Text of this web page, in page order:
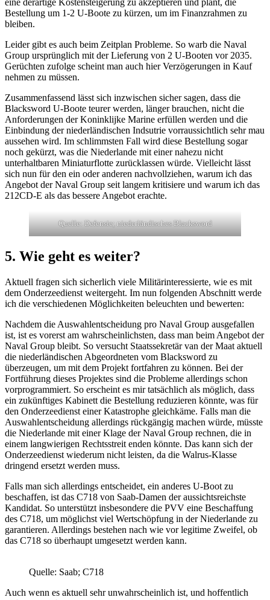
eine derartige Kostensteigerung zu akzeptieren und plant, die
Bestellung um 1-2 U-Boote zu kürzen, um im Finanzrahmen zu
bleiben.
Leider gibt es auch beim Zeitplan Probleme. So warb die Naval
Group ursprünglich mit der Lieferung von 2 U-Booten vor 2035.
Gerüchten zufolge scheint man auch hier Verzögerungen in Kauf
nehmen zu müssen.
Zusammenfassend lässt sich inzwischen sicher sagen, dass die
Blacksword U-Boote teurer werden, länger brauchen, nicht die
Anforderungen der Koninklijke Marine erfüllen werden und die
Einbindung der niederländischen Indsutrie vorraussichtlich sehr mau
aussehen wird. Im schlimmsten Fall wird diese Bestellung sogar
noch gekürzt, was die Niederlande mit einer nahezu nicht
unterhaltbaren Miniaturflotte zurücklassen würde. Vielleicht lässt
sich nun für den ein oder anderen nachvollziehen, warum ich das
Angebot der Naval Group seit langem kritisiere und warum ich das
212CD-E als das bessere Angebot erachte.
Quelle: Defensie; niederländisches Blacksword
5. Wie geht es weiter?
Aktuell fragen sich sicherlich viele Militärinteressierte, wie es mit
dem Onderzeedienst weitergeht. Im nun folgenden Abschnitt werde
ich die verschiedenen Möglichkeiten beleuchten und bewerten:
Nachdem die Auswahlentscheidung pro Naval Group ausgefallen
ist, ist es vorerst am wahrscheinlichsten, dass man beim Angebot der
Naval Group bleibt. So versucht Staatssekretär van der Maat aktuell
die niederländischen Abgeordneten vom Blacksword zu
überzeugen, um mit dem Projekt fortfahren zu können. Bei der
Fortführung dieses Projektes sind die Probleme allerdings schon
vorprogrammiert. So erscheint es mir tatsächlich als möglich, dass
ein zukünftiges Kabinett die Bestellung reduzieren könnte, was für
den Onderzeedienst einer Katastrophe gleichkäme. Falls man die
Auswahlentscheidung allerdings rückgängig machen würde, müsste
die Niederlande mit einer Klage der Naval Group rechnen, die in
einem langwierigen Rechtsstreit enden könnte. Das kann sich der
Onderzeedienst wiederum nicht leisten, da die Walrus-Klasse
dringend ersetzt werden muss.
Falls man sich allerdings entscheidet, ein anderes U-Boot zu
beschaffen, ist das C718 von Saab-Damen der aussichtsreichste
Kandidat. So unterstützt insbesondere die PVV eine Beschaffung
des C718, um möglichst viel Wertschöpfung in der Niederlande zu
garantieren. Allerdings bestehen nach wie vor legitime Zweifel, ob
das C718 so überhaupt umgesetzt werden kann.
Quelle: Saab; C718
Auch wenn es aktuell sehr unwahrscheinlich ist, und hoffentlich